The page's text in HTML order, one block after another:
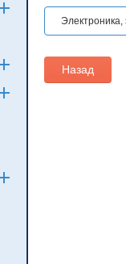
Электроника,
Назад